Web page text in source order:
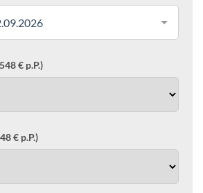
€ p.P.)
€ p.P.)